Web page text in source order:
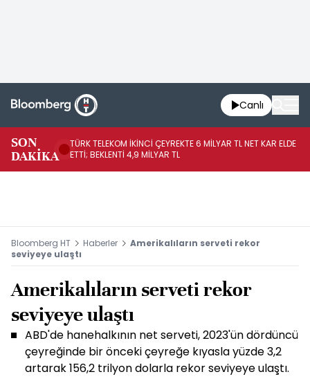
Canlı
SON
DAKİKA
TÜRK TELEKOM İKİNCİ ÇEYREKTE 6 MİLYAR TL NET KAR ELDE
ETTİ; BEKLENTİ 4,9 MİLYAR TL
Bloomberg HT Haberler
Amerikalıların serveti rekor
seviyeye ulaştı
Amerikalıların serveti rekor
seviyeye ulaştı
ABD'de hanehalkının net serveti, 2023'ün dördüncü
çeyreğinde bir önceki çeyreğe kıyasla yüzde 3,2
artarak 156,2 trilyon dolarla rekor seviyeye ulaştı.